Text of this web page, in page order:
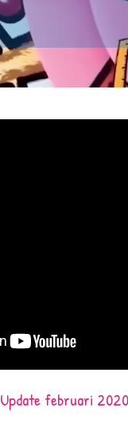
Update februari 2020